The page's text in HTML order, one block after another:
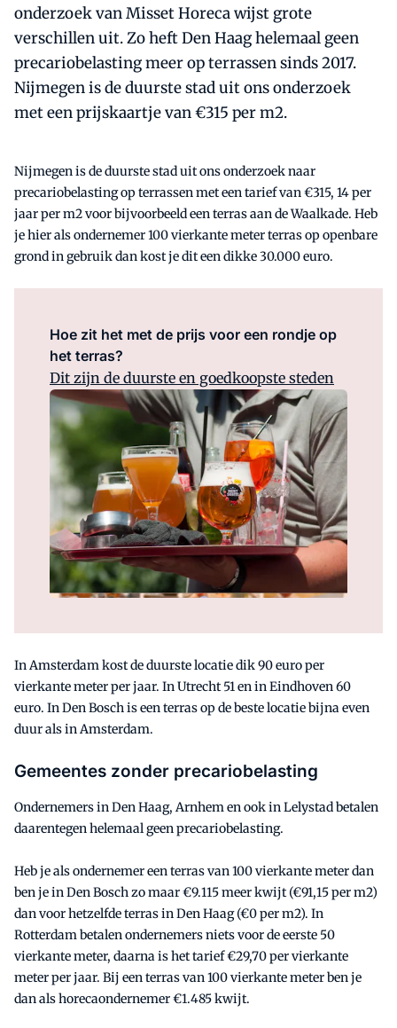
onderzoek van Misset Horeca wijst grote
verschillen uit. Zo heft Den Haag helemaal geen
precariobelasting meer op terrassen sinds 2017.
Nijmegen is de duurste stad uit ons onderzoek
met een prijskaartje van €315 per m2.
Nijmegen is de duurste stad uit ons onderzoek naar
precariobelasting op terrassen met een tarief van €315, 14 per
jaar per m2 voor bijvoorbeeld een terras aan de Waalkade. Heb
je hier als ondernemer 100 vierkante meter terras op openbare
grond in gebruik dan kost je dit een dikke 30.000 euro.
Hoe zit het met de prijs voor een rondje op
het terras?
Dit zijn de duurste en goedkoopste steden
In Amsterdam kost de duurste locatie dik 90 euro per
vierkante meter per jaar. In Utrecht 51 en in Eindhoven 60
euro. In Den Bosch is een terras op de beste locatie bijna even
duur als in Amsterdam.
Gemeentes zonder precariobelasting
Ondernemers in Den Haag, Arnhem en ook in Lelystad betalen
daarentegen helemaal geen precariobelasting.
Heb je als ondernemer een terras van 100 vierkante meter dan
ben je in Den Bosch zo maar €9.115 meer kwijt (€91,15 per m2)
dan voor hetzelfde terras in Den Haag (€0 per m2). In
Rotterdam betalen ondernemers niets voor de eerste 50
vierkante meter, daarna is het tarief €29,70 per vierkante
meter per jaar. Bij een terras van 100 vierkante meter ben je
dan als horecaondernemer €1.485 kwijt.